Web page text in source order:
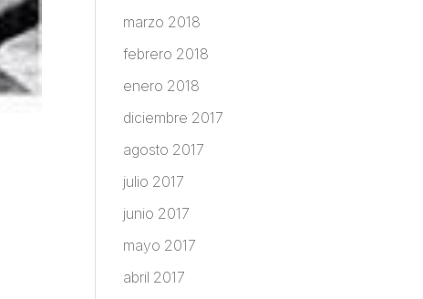
marzo 2018
febrero 2018
enero 2018
diciembre 2017
agosto 2017
julio 2017
junio 2017
mayo 2017
abril 2017